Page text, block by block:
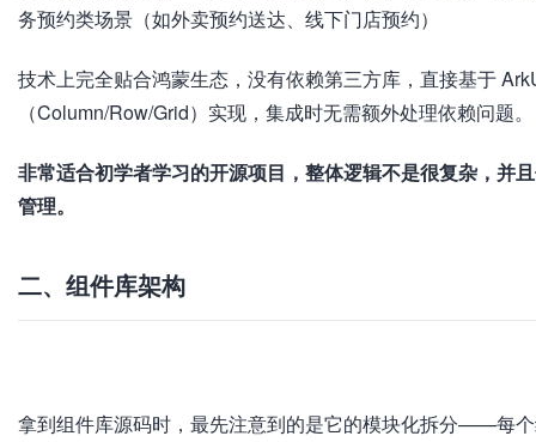
务预约类场景（如外卖预约送达、线下门店预约）
技术上完全贴合鸿蒙生态，没有依赖第三方库，直接基于
（Column/Row/Grid）实现，集成时无需额外处理依赖问题。
非常适合初学者学习的开源项目，整体逻辑不是很复杂，并
管理。
二、组件库架构
加
败
拿到组件库源码时，最先注意到的是它的模块化拆分——每